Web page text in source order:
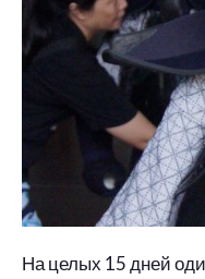
На целых 15 дней